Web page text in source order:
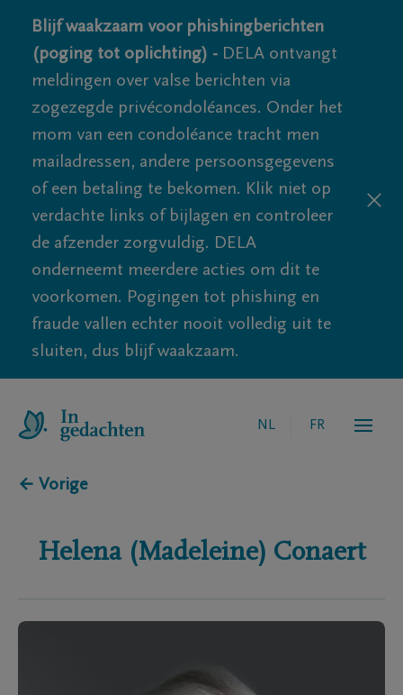
Blijf waakzaam voor phishingberichten
(poging tot oplichting) - DELA ontvangt
meldingen over valse berichten via
zogezegde privécondoléances. Onder het
mom van een condoléance tracht men
mailadressen, andere persoonsgegevens
of een betaling te bekomen. Klik niet op
verdachte links of bijlagen en controleer
de afzender zorgvuldig. DELA
onderneemt meerdere acties om dit te
voorkomen. Pogingen tot phishing en
fraude vallen echter nooit volledig uit te
sluiten, dus blijf waakzaam.
NL FR
← Vorige
Helena (Madeleine) Conaert